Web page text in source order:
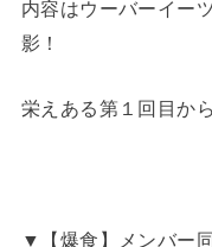
内容はウーバーイー
影！
栄えある第１回目か
▼【爆食】メンバー